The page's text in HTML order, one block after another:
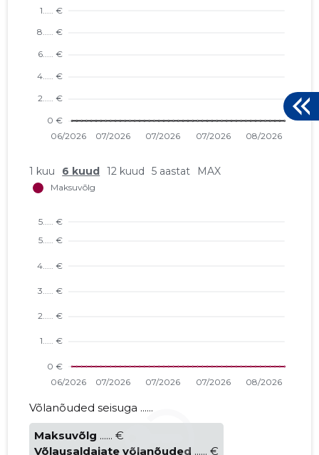
1 kuu 6 kuud 12 kuud 5 aastat MAX
Võlanõuded seisuga ......
Maksuvõlg ...... €
Võlausaldajate võlanõuded ...... €